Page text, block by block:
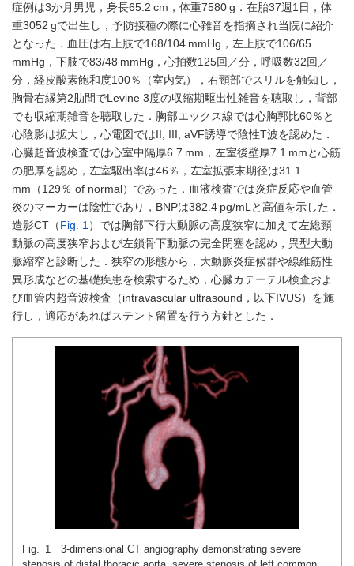
症例は3か月男児，身長65.2 cm，体重7580 g．在胎37週1日，体
重3052 gで出生し，予防接種の際に心雑音を指摘され当院に紹介
となった．血圧は右上肢で168/104 mmHg，左上肢で106/65
mmHg，下肢で83/48 mmHg，心拍数125回／分，呼吸数32回／
分，経皮酸素飽和度100％（室内気），右頸部でスリルを触知し，
胸骨右縁第2肋間でLevine 3度の収縮期駆出性雑音を聴取し，背部
でも収縮期雑音を聴取した．胸部エックス線では心胸郭比60％と
心陰影は拡大し，心電図ではII, III, aVF誘導で陰性T波を認めた．
心臓超音波検査では心室中隔厚6.7 mm，左室後壁厚7.1 mmと心筋
の肥厚を認め，左室駆出率は46％，左室拡張末期径は31.1
mm（129％ of normal）であった．血液検査では炎症反応や血管
炎のマーカーは陰性であり，BNPは382.4 pg/mLと高値を示した．
造影CT（Fig. 1 ）では胸部下行大動脈の高度狭窄に加えて左総頸
動脈の高度狭窄および左鎖骨下動脈の完全閉塞を認め，異型大動
脈縮窄と診断した．狭窄の形態から，大動脈炎症候群や線維筋性
異形成などの基礎疾患を検索するため，心臓カテーテル検査およ
び血管内超音波検査（intravascular ultrasound，以下IVUS）を施
行し，適応があればステント留置を行う方針とした．
Fig. 1 3-dimensional CT angiography demonstrating severe